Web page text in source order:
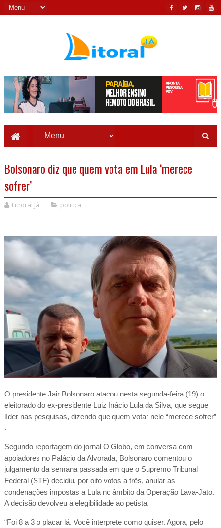
Bolsonaro diz que quem vota em Lula ‘merece
sofrer’
Litroral Já politica
O presidente Jair Bolsonaro atacou nesta segunda-feira (19) o
eleitorado do ex-presidente Luiz Inácio Lula da Silva, que segue
líder nas pesquisas, dizendo que quem votar nele “merece sofrer”
.
Segundo reportagem do jornal O Globo, em conversa com
apoiadores no Palácio da Alvorada, Bolsonaro comentou o
julgamento da semana passada em que o Supremo Tribunal
Federal (STF) decidiu, por oito votos a três, anular as
condenações impostas a Lula no âmbito da Operação Lava-Jato.
A decisão devolveu a elegibilidade ao petista.
“Foi 8 a 3 o placar lá. Você interprete como quiser. Agora, pelo